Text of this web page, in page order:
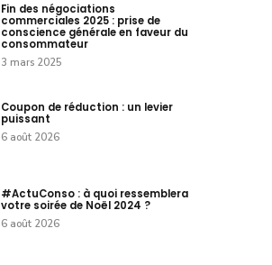
Fin des négociations
commerciales 2025 : prise de
conscience générale en faveur du
consommateur
3 mars 2025
Coupon de réduction : un levier
puissant
6 août 2026
#ActuConso : à quoi ressemblera
votre soirée de Noël 2024 ?
6 août 2026